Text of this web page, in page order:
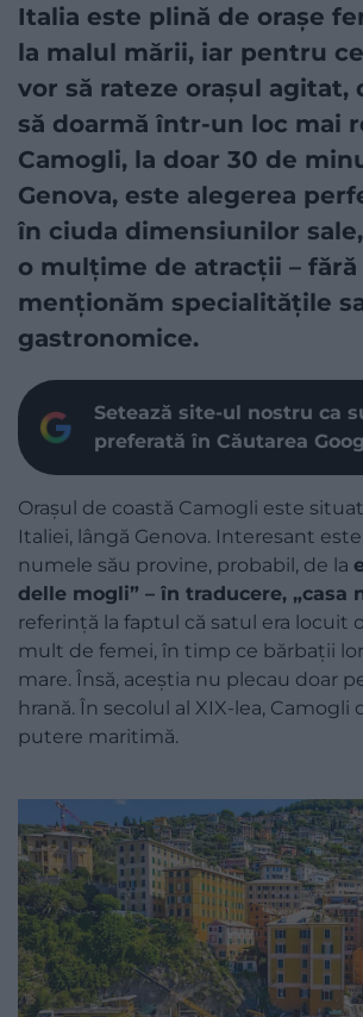
Italia este plină de orașe
la malul mării, iar pentru
vor să rateze orașul agitat,
să doarmă într-un loc mai
Camogli, la doar 30 de
Genova, este alegerea
în ciuda dimensiunilor
o mulțime de atracții – fără
menționăm specialitățile
gastronomice.
Setează site-ul nostru ca
preferată în Căutarea
Orașul de coastă Camogli este
Italiei, lângă Genova. Interesant
numele său provine, probabil, de la
delle mogli” – în traducere, „casa
referință la faptul că satul era locuit
mult de femei, în timp ce bărbații
mare. Însă, aceștia nu plecau doar
hrană. În secolul al XIX-lea, Camogli
putere maritimă.